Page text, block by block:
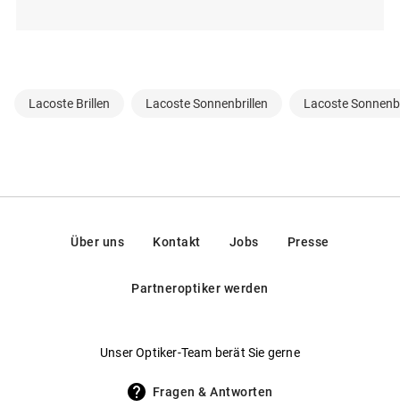
Lacoste Brillen Lacoste Sonnenbrillen Lacoste
Über uns Kontakt Jobs Presse
Partneroptiker werden
Unser Optiker-Team berät Sie gerne
Fragen & Antworten